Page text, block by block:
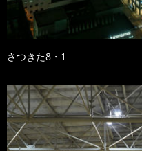
さつきた8・1